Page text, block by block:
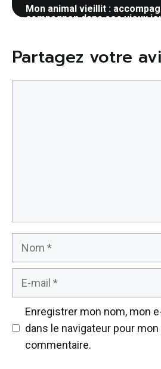
Mon animal vieillit :
compagnon dans ses vieux
Partagez votre
Enregistrer mon nom, mon
dans le navigateur pour
commentaire.